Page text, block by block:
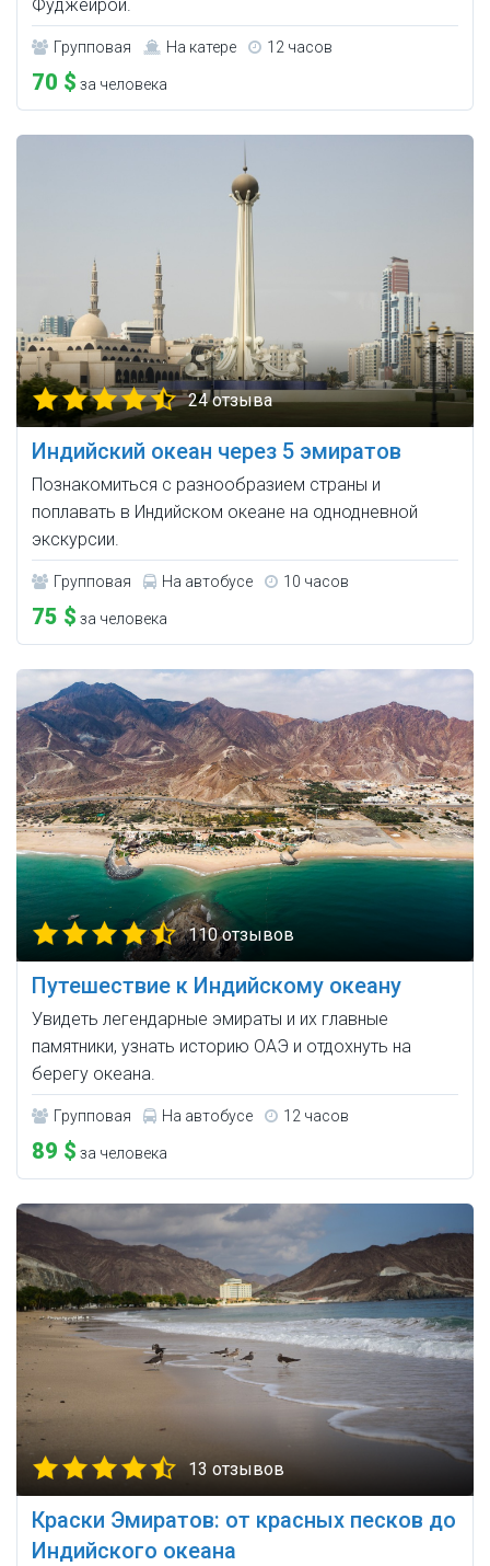
Фуджейрой.
Групповая На катере 12 часов
70 $ за человека
24 отзыва
Индийский океан через 5 эмиратов
Познакомиться с разнообразием страны и
поплавать в Индийском океане на однодневной
экскурсии.
Групповая На автобусе 10 часов
75 $ за человека
110 отзывов
Путешествие к Индийскому океану
Увидеть легендарные эмираты и их главные
памятники, узнать историю ОАЭ и отдохнуть на
берегу океана.
Групповая На автобусе 12 часов
89 $ за человека
13 отзывов
Краски Эмиратов: от красных песков до
Индийского океана